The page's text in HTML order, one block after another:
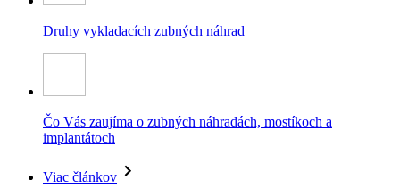
Druhy vykladacích zubných náhrad
Čo Vás zaujíma o zubných náhradách, mostíkoch a
implantátoch
Viac článkov